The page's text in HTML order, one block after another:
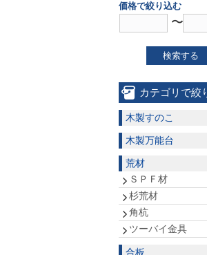
価格で絞り込む
〜
検索する
カテゴリで絞
木製すのこ
木製万能台
荒材
ＳＰＦ材
杉荒材
角杭
ツーバイ金具
合板